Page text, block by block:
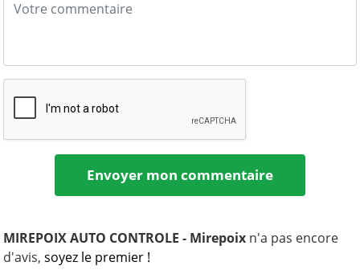
MIREPOIX AUTO CONTROLE - Mirepoix n'a pas encore
d'avis, soyez le premier !